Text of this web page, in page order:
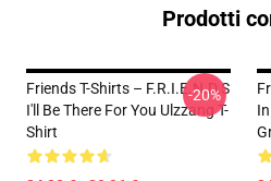
Prodotti
Friends T-Shirts – F.R.I.E.N.D.S
I'll Be There For You Ulzzang T-
Shirt
-20%